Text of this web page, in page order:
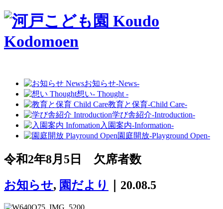
お知らせ-News-
想い- Thought -
教育と保育-Child Care-
学び舎紹介-Introduction-
入園案内-Information-
園庭開放-Playground Open-
令和2年8月5日 欠席者数
お知らせ, 園だより ｜20.08.5